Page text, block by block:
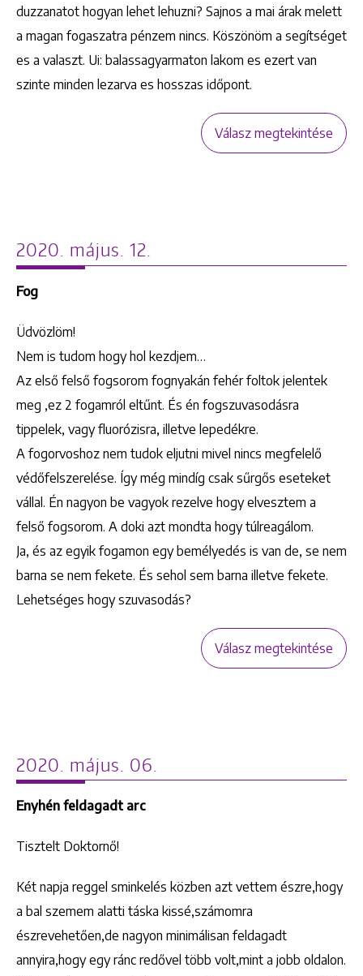
duzzanatot hogyan lehet lehuzni? Sajnos a mai árak melett
a magan fogaszatra pénzem nincs. Köszönöm a segítséget
es a valaszt. Ui: balassagyarmaton lakom es ezert van
szinte minden lezarva es hosszas időpont.
Válasz megtekintése
2020. május. 12.
Fog
Üdvözlöm!
Nem is tudom hogy hol kezdjem…
Az első felső fogsorom fognyakán fehér foltok jelentek
meg ,ez 2 fogamról eltűnt. És én fogszuvasodásra
tippelek, vagy fluorózisra, illetve lepedékre.
A fogorvoshoz nem tudok eljutni mivel nincs megfelelő
védőfelszerelése. Így még mindíg csak sűrgős eseteket
vállal. Én nagyon be vagyok rezelve hogy elvesztem a
felső fogsorom. A doki azt mondta hogy túlreagálom.
Ja, és az egyik fogamon egy bemélyedés is van de, se nem
barna se nem fekete. És sehol sem barna illetve fekete.
Lehetséges hogy szuvasodás?
Válasz megtekintése
2020. május. 06.
Enyhén feldagadt arc
Tisztelt Doktornő!
Két napja reggel sminkelés közben azt vettem észre,hogy
a bal szemem alatti táska kissé,számomra
észrevehetően,de nagyon minimálisan feldagadt
annyira,hogy egy ránc redővel több volt,mint a jobb oldalon.